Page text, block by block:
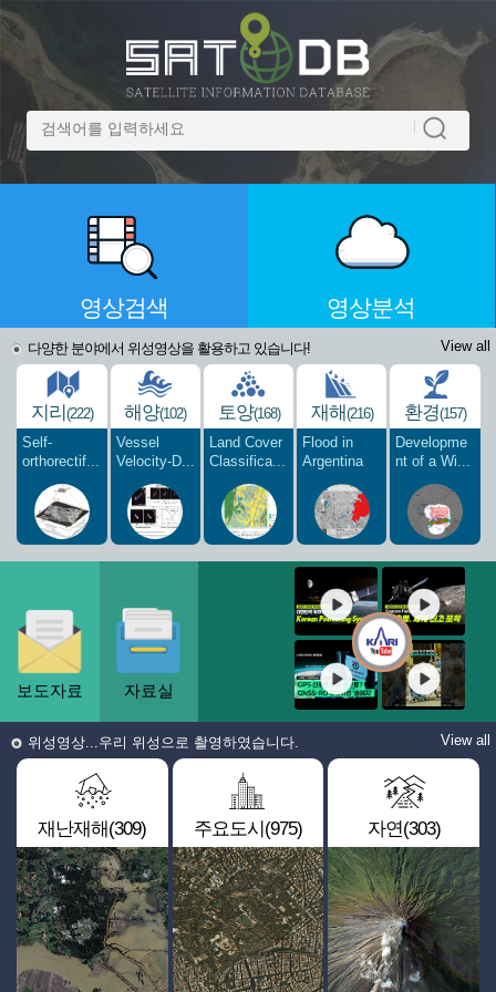
영상검색 영상분석
다양한 분야에서 위성영상을 활용하고 있습니다! View all
지리(222)
Self-
orthorectif...
해양(102)
Vessel
Velocity-D...
토양(168)
Land Cover
Classifica...
재해(216)
Flood in
Argentina
환경(157)
Developme
nt of a Wi...
보도자료 자료실
위성영상...우리 위성으로 촬영하였습니다. View all
재난재해(309) 주요도시(975) 자연(303)